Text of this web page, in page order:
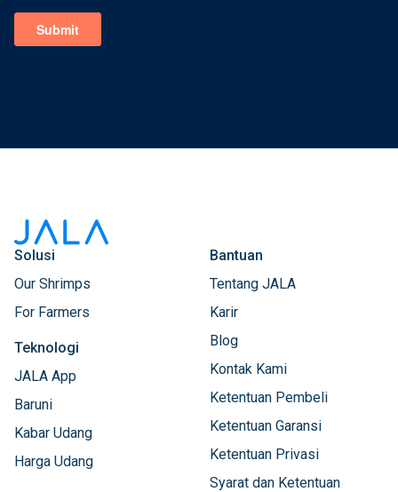
Solusi
Our Shrimps
For Farmers
Teknologi
JALA App
Baruni
Kabar Udang
Harga Udang
Bantuan
Tentang JALA
Karir
Blog
Kontak Kami
Ketentuan Pembeli
Ketentuan Garansi
Ketentuan Privasi
Syarat dan Ketentuan